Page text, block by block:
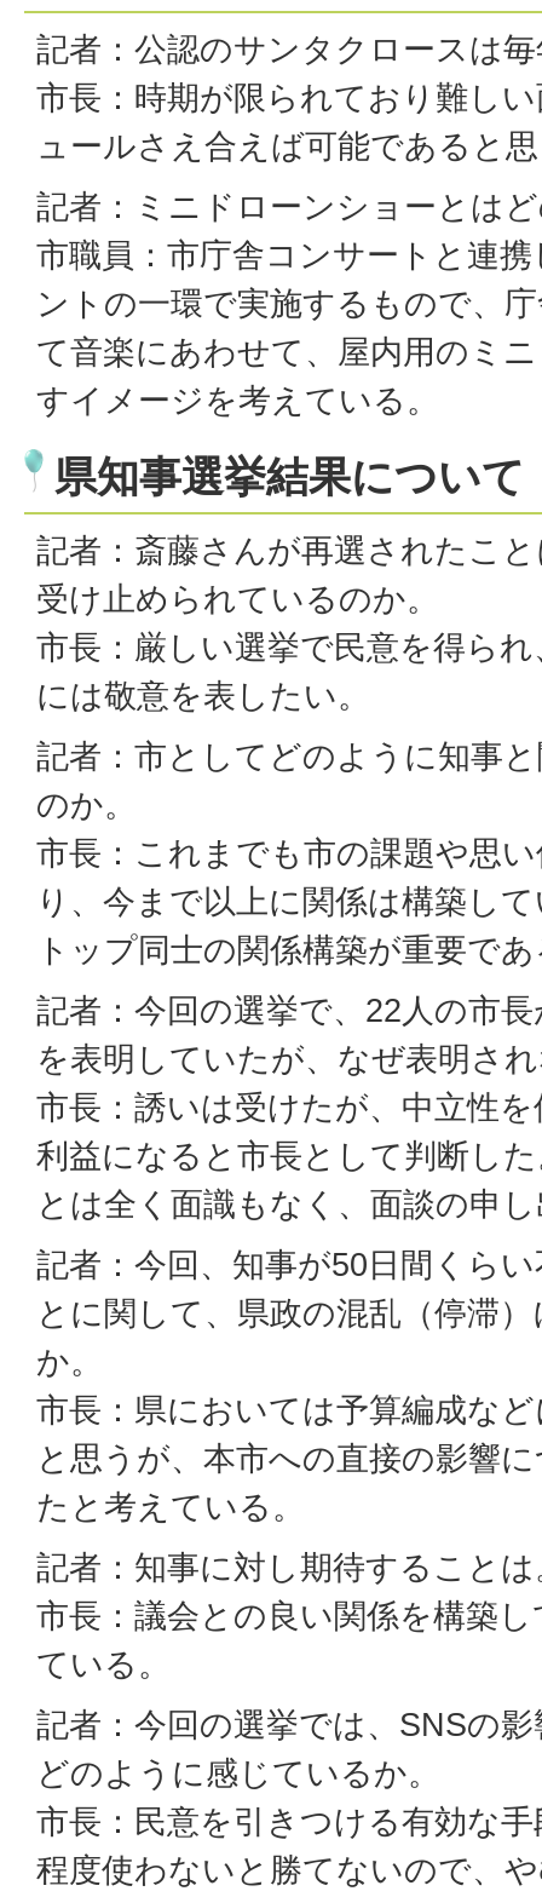
記者：公認のサンタクロースは
市長：時期が限られており難し
ュールさえ合えば可能であると
記者：ミニドローンショーとは
市職員：市庁舎コンサートと連
ントの一環で実施するもので、
て音楽にあわせて、屋内用のミ
すイメージを考えている。
県知事選挙結果について
記者：斎藤さんが再選されたこ
受け止められているのか。
市長：厳しい選挙で民意を得ら
には敬意を表したい。
記者：市としてどのように知事
のか。
市長：これまでも市の課題や思
り、今まで以上に関係は構築し
トップ同士の関係構築が重要で
記者：今回の選挙で、22人の市
を表明していたが、なぜ表明さ
市長：誘いは受けたが、中立性
利益になると市長として判断し
とは全く面識もなく、面談の申
記者：今回、知事が50日間くら
とに関して、県政の混乱（停滞
か。
市長：県においては予算編成な
と思うが、本市への直接の影響
たと考えている。
記者：知事に対し期待することは
市長：議会との良い関係を構築
ている。
記者：今回の選挙では、SNSの
どのように感じているか。
市長：民意を引きつける有効な
程度使わないと勝てないので、